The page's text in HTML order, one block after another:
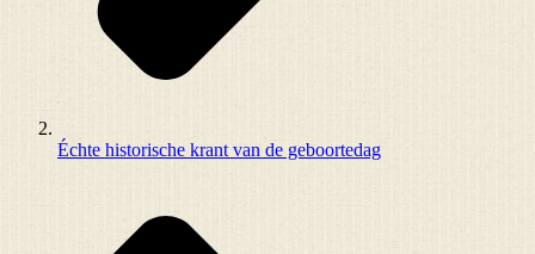
Échte historische krant van de geboortedag